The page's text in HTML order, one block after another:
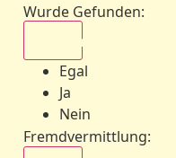
Wurde Gefunden:
Egal
Ja
Nein
Fremdvermittlung: